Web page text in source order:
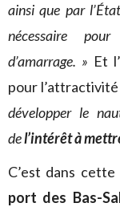
ainsi que par
nécessaire
d’amarrage. » Et
pour
développer le
del’intérêt à
C’est dans
port des Bas-